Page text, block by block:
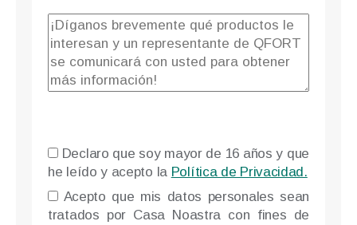
Declaro que soy mayor de 16 años y que
he leído y acepto la Política de Privacidad.
Acepto que mis datos personales sean
tratados por Casa Noastra con fines de
Please